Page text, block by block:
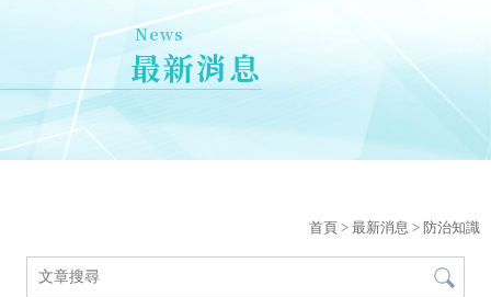
最新消息
首頁 > 最新消息 > 防治知識